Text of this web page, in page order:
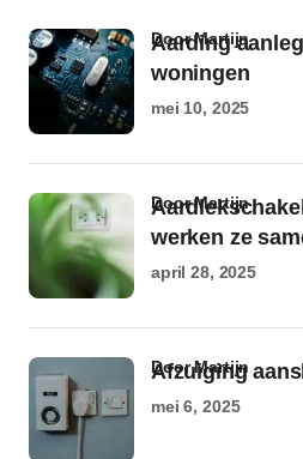
Aarding
woningen
door Martijn
mei 10, 2025
werken ze
door Martijn
april 28, 2025
Afzuiging
door Martijn
mei 6, 2025